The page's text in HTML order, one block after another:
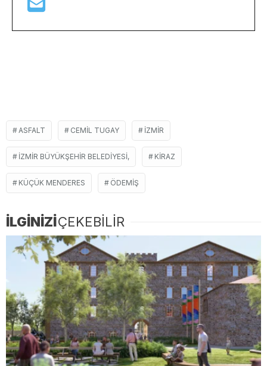
ASFALT CEMIL TUGAY İZMIR
İZMIR BÜYÜKŞEHIR BELEDIYESI, KIRAZ
KÜÇÜK MENDERES ÖDEMIŞ
İLGİNİZİÇEKEBİLİR